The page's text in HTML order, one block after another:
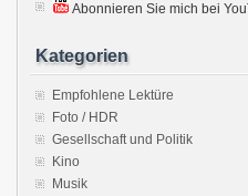
Abonnieren Sie mich bei
Kategorien
Empfohlene Lektüre
Foto / HDR
Gesellschaft und Politik
Kino
Musik